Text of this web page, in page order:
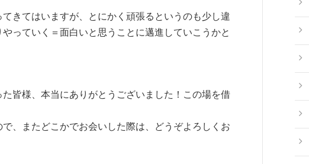
きてはいますが、とにかく頑張るというのも少し違
っていく＝面白いと思うことに邁進していこうかと
皆様、本当にありがとうございました！この場を借
、またどこかでお会いした際は、どうぞよろしくお